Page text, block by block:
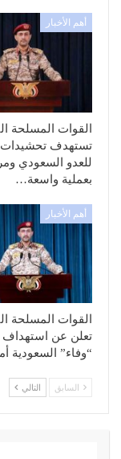
أهم الأخبار
القوات المسلحة
تستهدف
للعدو السعودي
بعملية واسعة…
أهم الأخبار
القوات المسلحة
تعلن عن استهداف
“وفاء” السعودية
السابق التالي